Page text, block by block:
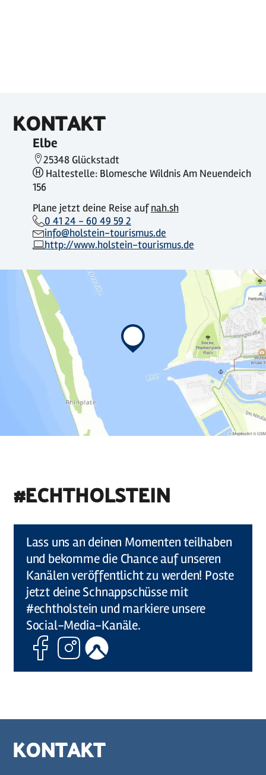
KONTAKT
Elbe
25348 Glückstadt
Haltestelle: Blomesche Wildnis Am Neuendeich
156
Plane jetzt deine Reise aufnah.sh
0 41 24 - 60 49 59 2
info@holstein-tourismus.de
http://www.holstein-tourismus.de
#ECHTHOLSTEIN
Lass uns an deinen Momenten teilhaben
und bekomme die Chance auf unseren
Kanälen veröffentlicht zu werden! Poste
jetzt deine Schnappschüsse mit
#echtholstein und markiere unsere
Social-Media-Kanäle.
FacebookInstagram
Komoot
KONTAKT